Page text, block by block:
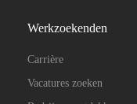
Werkzoekenden
Carrière
Vacatures zoeken